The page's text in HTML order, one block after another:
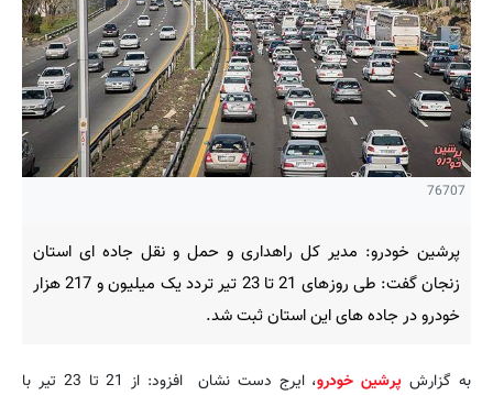
76707
پرشین خودرو: مدیر کل راهداری و حمل و نقل جاده ای استان
زنجان گفت: طی روزهای 21 تا 23 تیر تردد یک میلیون و 217 هزار
خودرو در جاده های این استان ثبت شد.
به گزارشپرشین خودرو
، ایرج دست نشان افزود: از 21 تا 23 تیر با